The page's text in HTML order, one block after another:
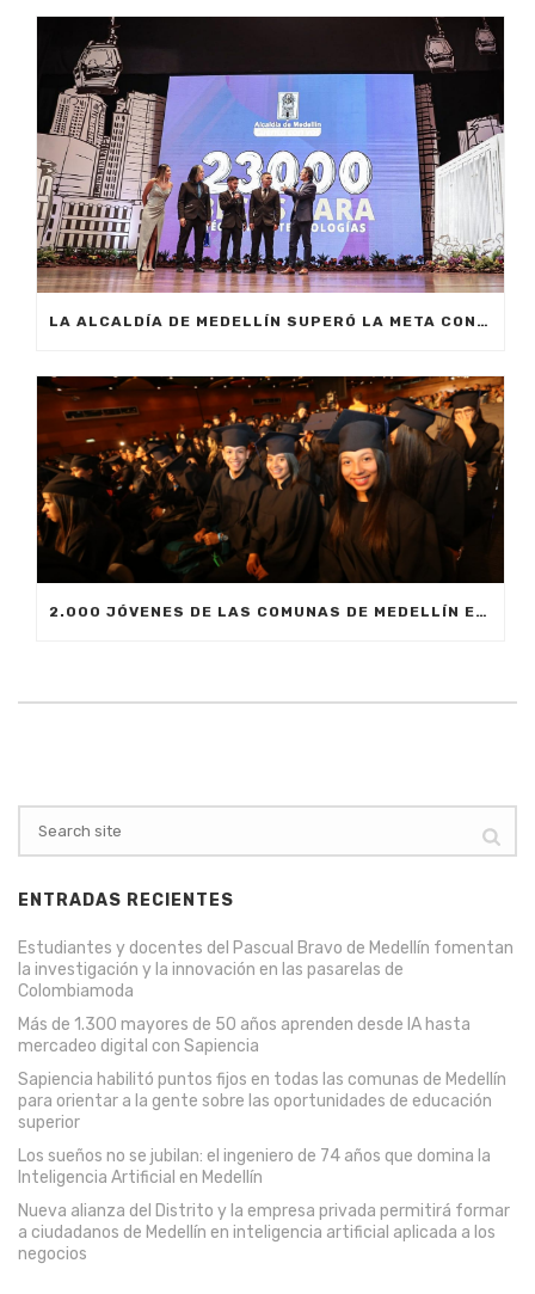
LA ALCALDÍA DE MEDELLÍN SUPERÓ LA META CON LA ENTREGA DE 23.000 BECAS EDUCATIVAS
2.000 JÓVENES DE LAS COMUNAS DE MEDELLÍN ESTÁN LISTOS PARA INICIAR SU EDUCACIÓN SUPERIOR
ENTRADAS RECIENTES
Estudiantes y docentes del Pascual Bravo de Medellín fomentan
la investigación y la innovación en las pasarelas de
Colombiamoda
Más de 1.300 mayores de 50 años aprenden desde IA hasta
mercadeo digital con Sapiencia
Sapiencia habilitó puntos fijos en todas las comunas de Medellín
para orientar a la gente sobre las oportunidades de educación
superior
Los sueños no se jubilan: el ingeniero de 74 años que domina la
Inteligencia Artificial en Medellín
Nueva alianza del Distrito y la empresa privada permitirá formar
a ciudadanos de Medellín en inteligencia artificial aplicada a los
negocios